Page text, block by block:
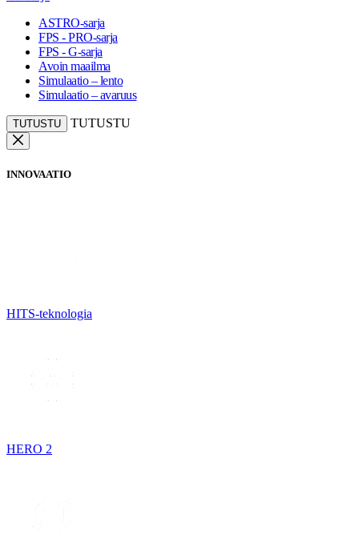
ASTRO-sarja
FPS - PRO-sarja
FPS - G-sarja
Avoin maailma
Simulaatio – lento
Simulaatio – avaruus
TUTUSTU TUTUSTU
INNOVAATIO
HITS-teknologia
HERO 2